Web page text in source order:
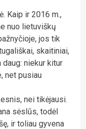
Kaip ir 2016 m.,
nuo lietuviškų
jos tik
skaitiniai,
niekur kitur
net pusiau
nei tikėjausi.
sėslūs, todėl
ir toliau gyvena